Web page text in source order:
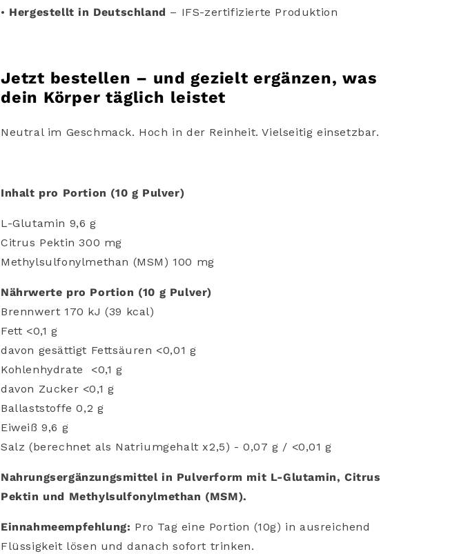
• Hergestelltin Deutschland – IFS-zertifizierte Produktion
Jetzt bestellen – und gezielt ergänzen, was
dein Körper täglich leistet
Neutral im Geschmack. Hoch in der Reinheit. Vielseitig einsetzbar.
Inhalt pro Portion (10 g Pulver)
L-Glutamin 9,6 g
Citrus Pektin 300 mg
Methylsulfonylmethan (MSM) 100 mg
Nährwerte pro Portion (10 g Pulver)
Brennwert 170 kJ (39 kcal)
Fett <0,1 g
davon gesättigt Fettsäuren <0,01 g
Kohlenhydrate
<0,1 g
davon Zucker <0,1 g
Ballaststoffe 0,2 g
Eiweiß 9,6 g
Salz (berechnet als Natriumgehalt x2,5) - 0,07 g / <0,01 g
Nahrungsergänzungsmittel in Pulverform mit L-Glutamin, Citrus
Pektin und Methylsulfonylmethan (MSM).
Einnahmeempfehlung: Pro Tag eine Portion (10g) in ausreichend
Flüssigkeit lösen und danach sofort trinken.